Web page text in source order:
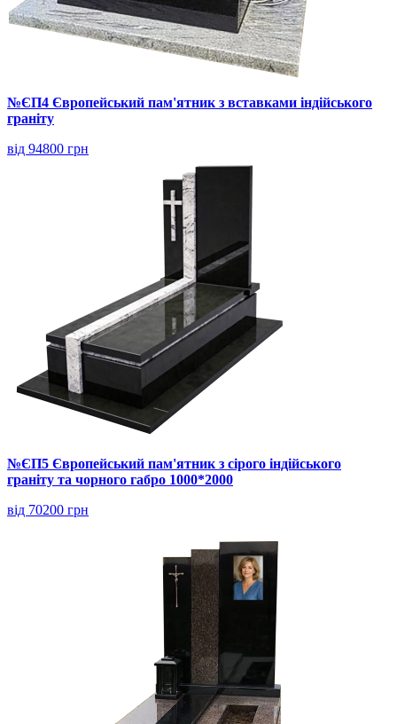
№ЄП4 Європейський пам'ятник з вставками індійського
граніту
від 94800 грн
№ЄП5 Європейський пам'ятник з сірого індійського
граніту та чорного габро 1000*2000
від 70200 грн